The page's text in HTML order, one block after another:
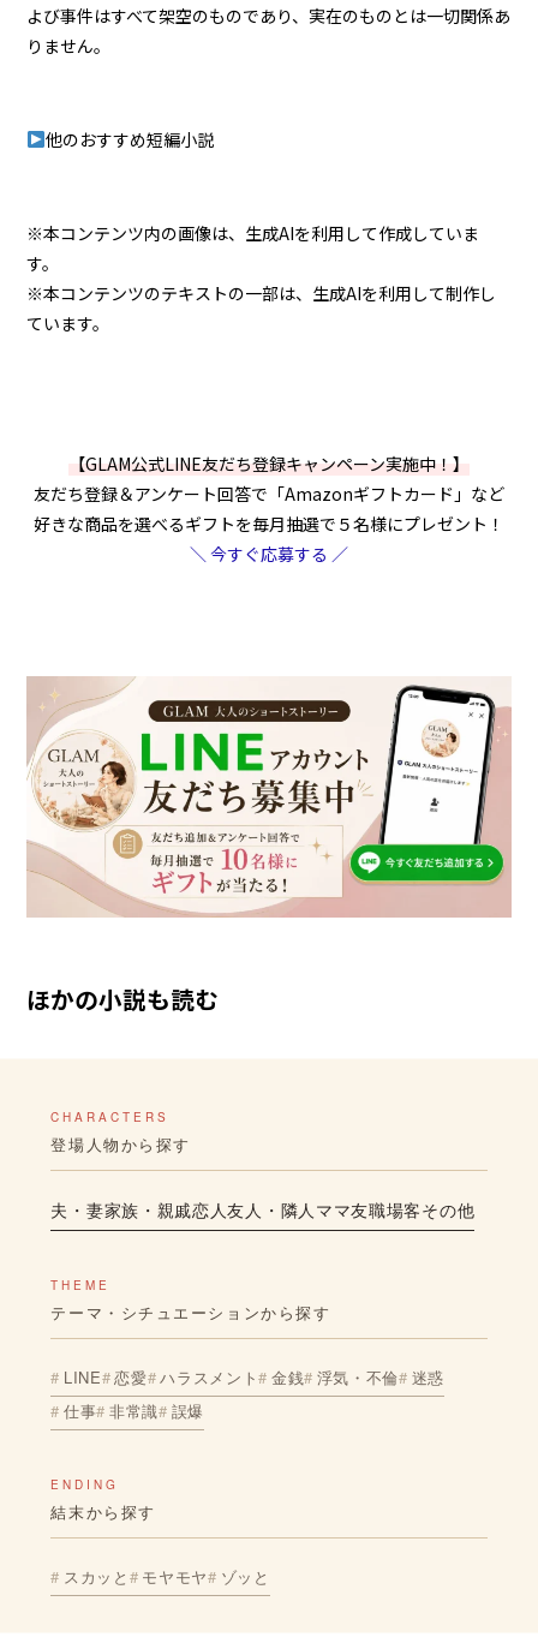
よび事件はすべて架空のものであり、実在のものとは一切関係あ
りません。
他のおすすめ短編小説
※本コンテンツ内の画像は、生成AIを利用して作成していま
す。
※本コンテンツのテキストの一部は、生成AIを利用して制作し
ています。
【GLAM公式LINE友だち登録キャンペーン実施中！】
友だち登録＆アンケート回答で「Amazonギフトカード」など
好きな商品を選べるギフトを毎月抽選で５名様にプレゼント！
＼ 今すぐ応募する ／
ほかの小説も読む
CHARACTERS
登場人物から探す
夫・妻家族・親戚恋人友人・隣人 ママ友職場客その他
THEME
テーマ・シチュエーションから探す
LINE 恋愛 ハラスメント 金銭 浮気・不倫 迷惑
仕事 非常識 誤爆
ENDING
結末から探す
スカッと モヤモヤ ゾッと